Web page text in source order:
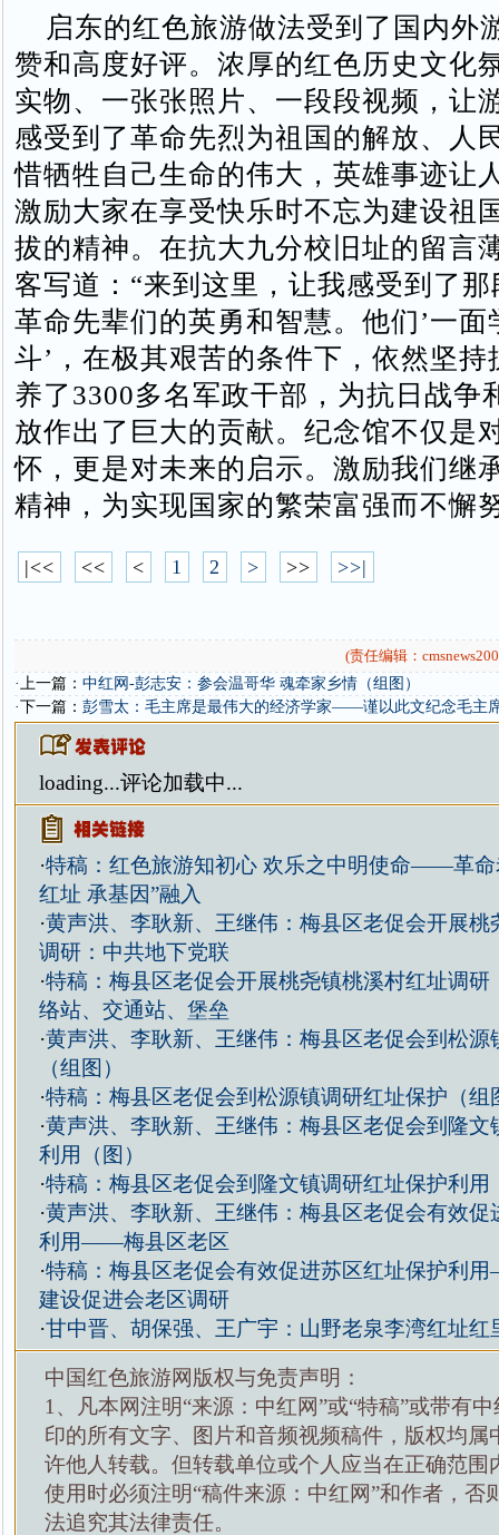
启东的红色旅游做法受到了国内外
赞和高度好评。浓厚的红色历史文化
实物、一张张照片、一段段视频，让
感受到了革命先烈为祖国的解放、人
惜牺牲自己生命的伟大，英雄事迹让
激励大家在享受快乐时不忘为建设祖
拔的精神。在抗大九分校旧址的留言
客写道：“来到这里，让我感受到了
革命先辈们的英勇和智慧。他们’一面
斗’，在极其艰苦的条件下，依然坚持
养了3300多名军政干部，为抗日战争
放作出了巨大的贡献。纪念馆不仅是
怀，更是对未来的启示。激励我们继
精神，为实现国家的繁荣富强而不懈
|<< << < 1 2 > >> >>|
(责任编辑：
·上一篇： 中红网-彭志安：参会温哥华 魂牵家乡情（组图）
·下一篇： 彭雪太：毛主席是最伟大的经济学家——谨以此文纪念毛主
loading...评论加载中...
·特稿：红色旅游知初心 欢乐之中明使命——革命
红址 承基因”融入
·黄声洪、李耿新、王继伟：梅县区老促会开展桃
调研：中共地下党联
·特稿：梅县区老促会开展桃尧镇桃溪村红址调研
络站、交通站、堡垒
·黄声洪、李耿新、王继伟：梅县区老促会到松源
（组图）
·特稿：梅县区老促会到松源镇调研红址保护（组
·黄声洪、李耿新、王继伟：梅县区老促会到隆文
利用（图）
·特稿：梅县区老促会到隆文镇调研红址保护利用
·黄声洪、李耿新、王继伟：梅县区老促会有效促
利用——梅县区老区
·特稿：梅县区老促会有效促进苏区红址保护利
建设促进会老区调研
·甘中晋、胡保强、王广宇：山野老泉李湾红址红
中国红色旅游网版权与免责声明：
1、凡本网注明“来源：中红网”或“特稿”或带有
印的所有文字、图片和音频视频稿件，版权均属
许他人转载。但转载单位或个人应当在正确范围
使用时必须注明“稿件来源：中红网”和作者，否
法追究其法律责任。